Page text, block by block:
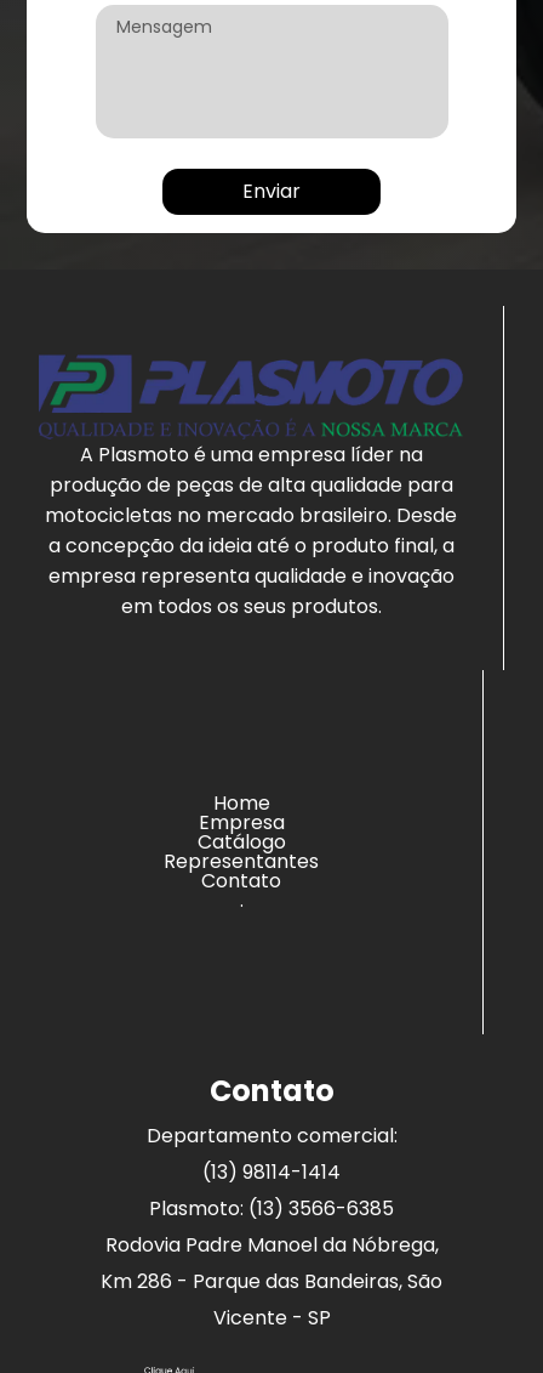
A Plasmoto é uma empresa líder na
produção de peças de alta qualidade para
motocicletas no mercado brasileiro. Desde
a concepção da ideia até o produto final, a
empresa representa qualidade e inovação
em todos os seus produtos.
Home
Empresa
Catálogo
Representantes
Contato
.
Contato
Departamento comercial:
(13) 98114-1414
Plasmoto: (13) 3566-6385
Rodovia Padre Manoel da Nóbrega,
Km 286 - Parque das Bandeiras, São
Vicente - SP